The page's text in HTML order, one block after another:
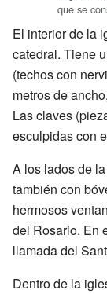
que se
El interior de la
catedral. Tiene
(techos con
metros de
Las claves
esculpidas con
A los lados de
también con
hermosos
del Rosario. En
llamada del
Dentro de la